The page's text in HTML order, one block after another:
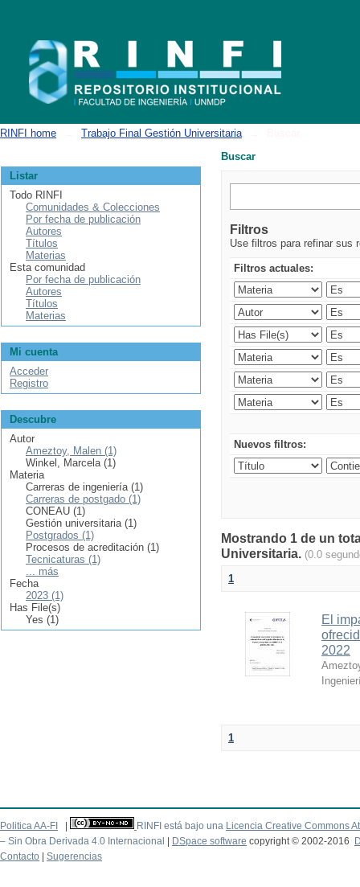
RINFI home Trabajo Final Gestión Universitaria
Buscar
Filtros
Use filtros para refinar sus
Filtros actuales:
Nuevos filtros:
Mostrando 1 de un
Universitaria. (0.0
1
El
2022
1
Listar
Todo RINFI
Comunidades & Colecciones
Por fecha de publicación
Autores
Títulos
Materias
Esta comunidad
Por fecha de publicación
Autores
Títulos
Materias
Mi cuenta
Acceder
Registro
Descubre
Autor
Ameztoy, Malen (1)
Winkel, Marcela (1)
Materia
Carreras de ingeniería (1)
Carreras de postgado (1)
CONEAU (1)
Gestión universitaria (1)
Postgrados (1)
Procesos de acreditación (1)
Tecnicaturas (1)
... más
Fecha
2023 (1)
Has File(s)
Yes (1)
Politica AA-FI RINFI está bajo una Licencia Creative Commons
– Sin Obra Derivada 4.0 Internacional
DSpace software copyright © 2002-2016
Contacto
Sugerencias